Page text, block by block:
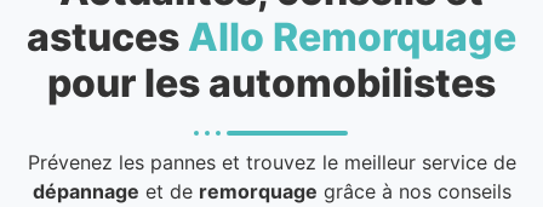
astuces Allo Remorquage
pour les automobilistes
Prévenez les pannes et trouvez le meilleur service de
dépannage et de remorquage grâce à nos conseils